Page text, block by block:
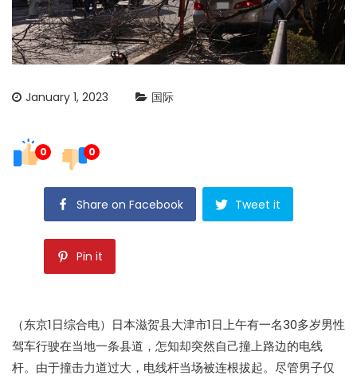
January 1, 2023 国际
0 0
Share on Facebook Tweet it
Pin it
（东京1日综合电）日本滋贺县大津市1日上午有一名30多岁男性
驾车行驶在当地一条县道，怎知却突然自己撞上路边的电线
杆。由于撞击力道过大， 电线杆当场被连根拔起。尽管男子仅